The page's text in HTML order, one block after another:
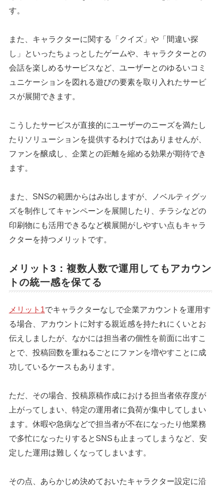
す。
また、キャラクターに関する「クイズ」や「間違い探
し」といったちょっとしたゲームや、キャラクターとの
会話を楽しめるサービスなど、ユーザーとのゆるいコミ
ュニケーションを図れる遊びの要素を取り入れたサービ
スが展開できます。
こうしたサービスが直接的にユーザーのニーズを満たし
たりソリューションを提供するわけではありませんが、
ファンを醸成し、企業との距離を縮める効果が期待でき
ます。
また、SNSの範囲からはみ出しますが、ノベルティグッ
ズを制作してキャンペーンを展開したり、チラシなどの
印刷物にも活用できるなど横展開がしやすい点もキャラ
クターを持つメリットです。
メリット3：複数人数で運用してもアカウン
トの統一感を保てる
メリット1でキャラクターなしで企業アカウントを運用す
る場合、アカウントに対する親近感を持たれにくいとお
伝えしましたが、なかには担当者の個性を前面に出すこ
とで、投稿回数を重ねるごとにファンを増やすことに成
功しているケースもあります。
ただ、その場合、投稿原稿作成における担当者依存度が
上がってしまい、特定の運用者に負荷が集中してしまい
ます。休暇や急病などで担当者が不在になったり他業務
で多忙になったりするとSNSも止まってしまうなど、安
定した運用は難しくなってしまいます。
その点、あらかじめ決めておいたキャラクター設定に沿